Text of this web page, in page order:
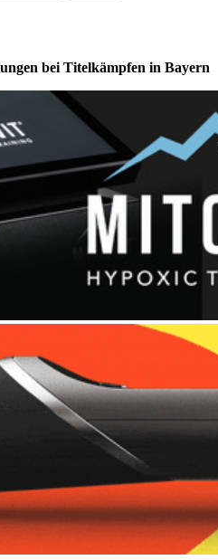
bei Titelkämpfen in Bayern